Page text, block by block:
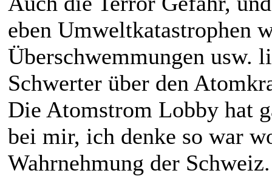
eben Umweltkatastrophen
Überschwemmungen usw.
Schwerter über den
Die Atomstrom Lobby hat
bei mir, ich denke so war
Wahrnehmung der Schweiz.